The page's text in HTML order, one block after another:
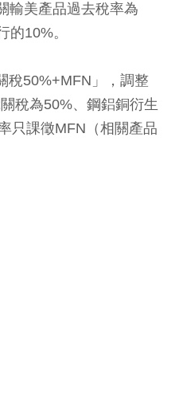
輸美產品過去稅率為
10%。
稅50%+MFN」，調整
稅為50%、鋼鋁銅衍生
只課徵MFN（相關產品